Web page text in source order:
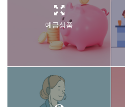
예금상품